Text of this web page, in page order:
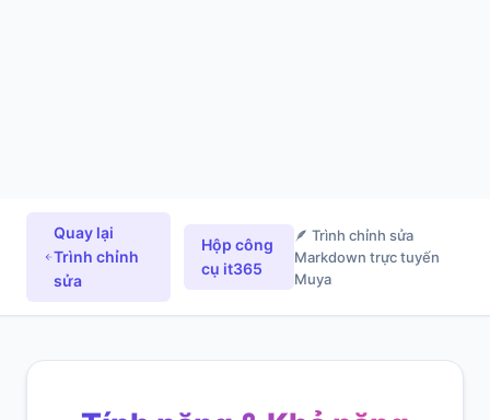
Quay lại
Trình chỉnh
sửa
Hộp công
cụ it365
🪶 Trình chỉnh sửa
Markdown trực tuyến
Muya